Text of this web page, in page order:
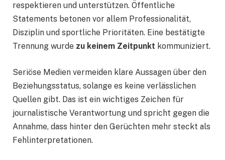
respektieren und unterstützen. Öffentliche
Statements betonen vor allem Professionalität,
Disziplin und sportliche Prioritäten. Eine bestätigte
Trennung wurde zu keinem Zeitpunkt kommuniziert.
Seriöse Medien vermeiden klare Aussagen über den
Beziehungsstatus, solange es keine verlässlichen
Quellen gibt. Das ist ein wichtiges Zeichen für
journalistische Verantwortung und spricht gegen die
Annahme, dass hinter den Gerüchten mehr steckt als
Fehlinterpretationen.